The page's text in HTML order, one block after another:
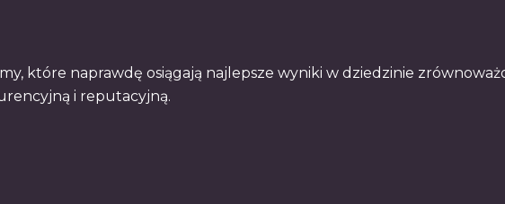
które naprawdę osiągają najlepsze wyniki w dziedzinie
i reputacyjną.